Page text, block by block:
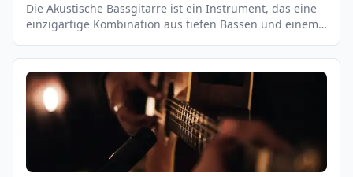
Die Akustische Bassgitarre ist ein Instrument, das eine
einzigartige Kombination aus tiefen Bässen und einem
Instrument, das sowohl für Einzel- als auch für
Gruppenauftritte geeignet ist. Es ist ein wichtiger
Bestandteil vieler Musikstile, von Jazz und Blues bis hin
zu Pop und Rock. Es ist ein Instrument, das eine starke
Präsenz in einer Band hat und eine wichtige Rolle bei
der Unterstützung des Rhythmus und der Melodie